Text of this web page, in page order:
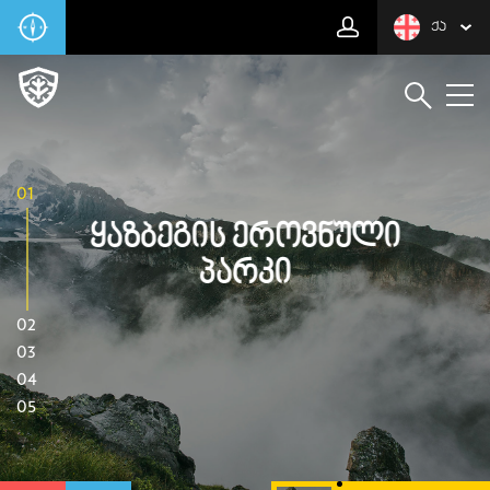
ᲥᲐ
01
02
03
04
05
Ყაზბეგის Ეროვნული
Პარკი